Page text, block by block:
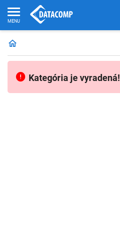
Kategória je vyradená!